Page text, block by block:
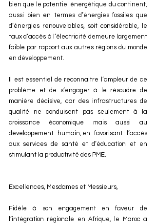
bien que le potentiel énergétique du continent,
aussi bien en termes d’énergies fossiles que
d’énergies renouvelables, soit considérable, le
taux d’accès à l’électricité demeure largement
faible par rapport aux autres régions du monde
en développement.
Il est essentiel de reconnaitre l’ampleur de ce
problème et de s’engager à le résoudre de
manière décisive, car des infrastructures de
qualité ne conduisent pas seulement à la
croissance économique mais aussi au
développement humain, en favorisant l’accès
aux services de santé et d’éducation et en
stimulant la productivité des PME.
Excellences, Mesdames et Messieurs,
Fidèle à son engagement en faveur de
l’intégration régionale en Afrique, le Maroc a